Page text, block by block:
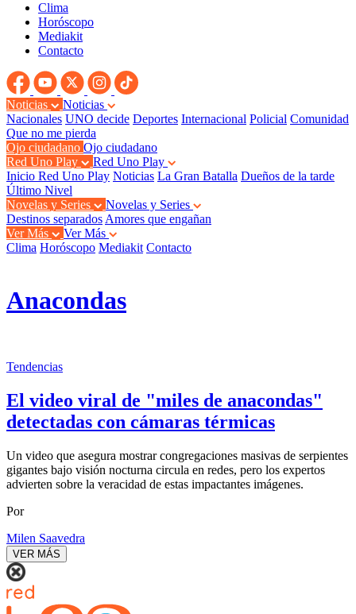
Clima
Horóscopo
Mediakit
Contacto
Noticias
Noticias
Nacionales UNO decide Deportes Internacional Policial Comunidad
Que no me pierda
Ojo ciudadano Ojo ciudadano
Red Uno Play
Red Uno Play
Inicio Red Uno Play Noticias La Gran Batalla Dueños de la tarde
Último Nivel
Novelas y Series
Novelas y Series
Destinos separados Amores que engañan
Ver Más
Ver Más
Clima Horóscopo Mediakit Contacto
Anacondas
Tendencias
El video viral de "miles de anacondas"
detectadas con cámaras térmicas
Un video que asegura mostrar congregaciones masivas de serpientes
gigantes bajo visión nocturna circula en redes, pero los expertos
advierten sobre la veracidad de estas impactantes imágenes.
Por
Milen Saavedra
VER MÁS